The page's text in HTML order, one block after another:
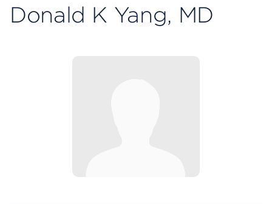
Donald K Yang, MD